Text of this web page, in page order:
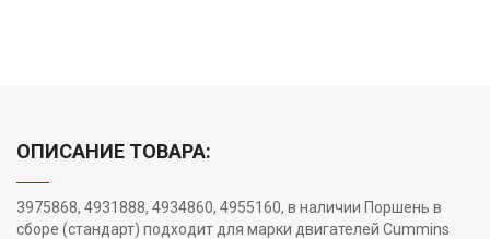
ОПИСАНИЕ ТОВАРА:
3975868, 4931888, 4934860, 4955160, в наличии Поршень в
сборе (стандарт) подходит для марки двигателей Cummins